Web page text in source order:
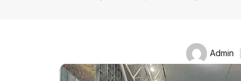
Admin